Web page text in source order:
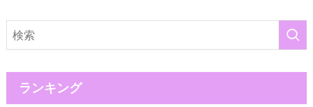
ランキング